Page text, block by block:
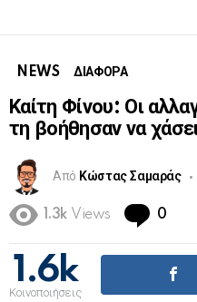
NEWS ΔΙΑΦΟΡΑ
Καίτη Φίνου: Οι
τη βοήθησαν να
Από Κώστας Σαμαράς
1.3k Views 0
1.6k
Κοινοποιήσεις